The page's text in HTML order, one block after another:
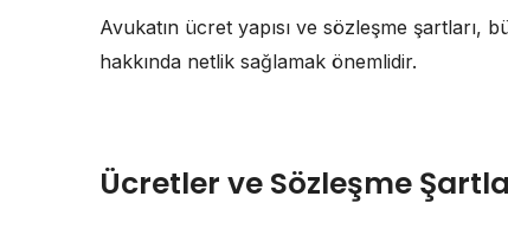
Avukatın ücret yapısı ve sözleşme şartları,
hakkında netlik sağlamak önemlidir.
Ücretler ve Sözleşme